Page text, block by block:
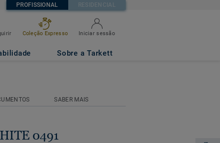
PROFISSIONAL RESIDENCIAL
Coleção Expresso Iniciar sessão
Sobre a Tarkett
SABER MAIS
0491